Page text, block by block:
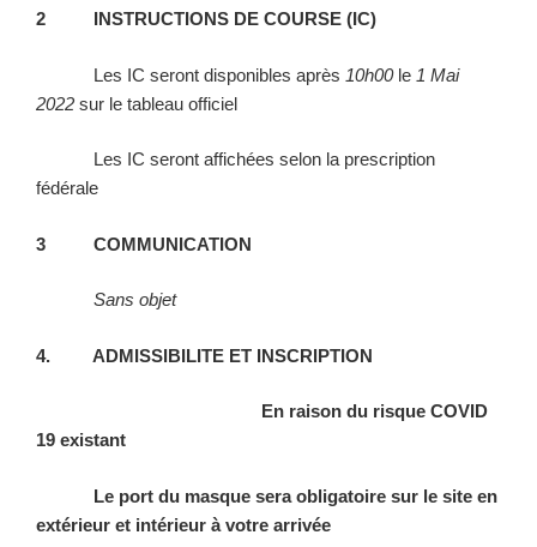
2 INSTRUCTIONS DE COURSE (IC)
Les IC seront disponibles après 10h00le 1 Mai
2022 sur le tableau officiel
Les IC seront affichées selon la prescription
fédérale
3 COMMUNICATION
Sans objet
4. ADMISSIBILITE ET INSCRIPTION
En raison du risque COVID
19 existant
Le port du masque sera obligatoire sur le site en
extérieur et intérieur à votre arrivée